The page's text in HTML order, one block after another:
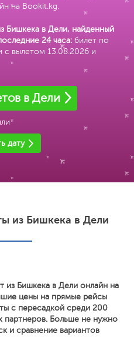
на Bookit.kg.
Бишкека в Дели, найденный
24 часа: билет по
с вылетом 13.08.2026 и
в Дели
дату
из Бишкека в Дели
из Бишкека в Дели онлайн на
цены на прямые рейсы
с пересадкой среди 200
партнеров. Больше не нужно
и сравнение вариантов